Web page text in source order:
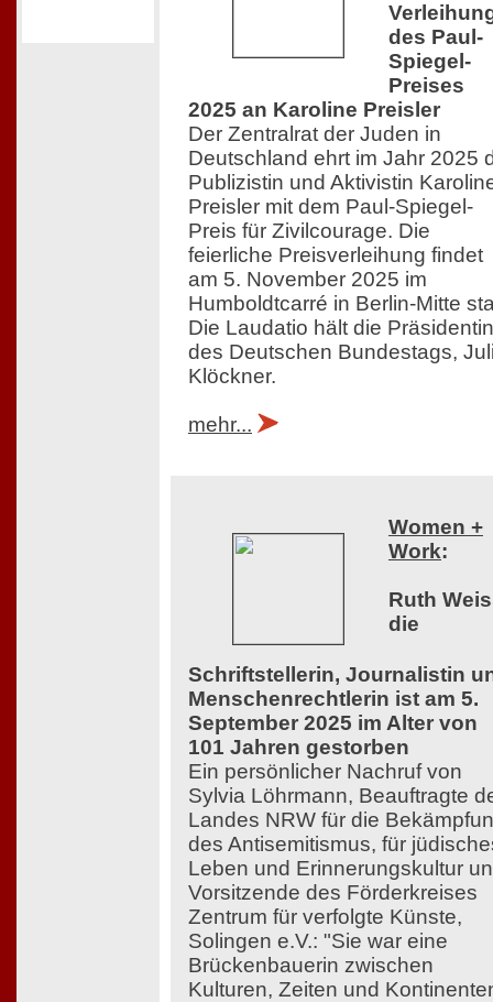
des Paul-
Spiegel-
Preises
2025 an Karoline Preisler
Der Zentralrat der Juden in
Deutschland ehrt im Jahr 2025
Publizistin und Aktivistin
Preisler mit dem Paul-Spiegel-
Preis für Zivilcourage. Die
feierliche Preisverleihung findet
am 5. November 2025 im
Humboldtcarré in Berlin-Mitte
Die Laudatio hält die Präsidentin
des Deutschen Bundestags,
Klöckner.
mehr...
Women +
Work:
Ruth
die
Schriftstellerin, Journalistin
Menschenrechtlerin ist am 5.
September 2025 im Alter von
101 Jahren gestorben
Ein persönlicher Nachruf von
Sylvia Löhrmann, Beauftragte
Landes NRW für die
des Antisemitismus, für
Leben und Erinnerungskultur
Vorsitzende des Förderkreises
Zentrum für verfolgte Künste,
Solingen e.V.: "Sie war eine
Brückenbauerin zwischen
Kulturen, Zeiten und